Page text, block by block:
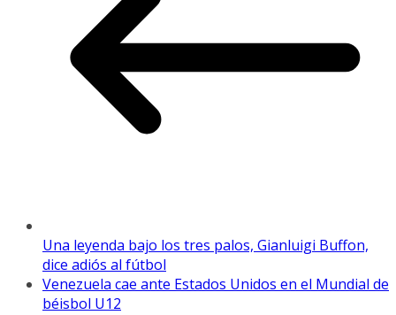
Una leyenda bajo los tres palos, Gianluigi Buffon,
dice adiós al fútbol
Venezuela cae ante Estados Unidos en el Mundial de
béisbol U12